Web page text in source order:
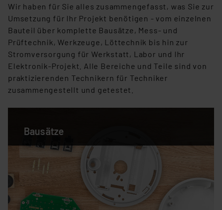
Wir haben für Sie alles zusammengefasst, was Sie zur
Umsetzung für Ihr Projekt benötigen - vom einzelnen
Bauteil über komplette Bausätze, Mess- und
Prüftechnik, Werkzeuge, Löttechnik bis hin zur
Stromversorgung für Werkstatt, Labor und Ihr
Elektronik-Projekt. Alle Bereiche und Teile sind von
praktizierenden Technikern für Techniker
zusammengestellt und getestet.
Bausätze